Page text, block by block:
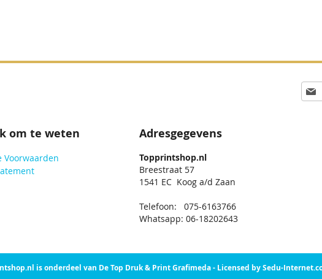
u
om te weten
Voorwaarden
Adresgegevens
Topprintshop.nl
Breestraat 57
1541 EC Koog a/d Zaan
Telefoon: 075-6163766
Whatsapp: 06-18202643
is onderdeel van De Top Druk & Print Grafimeda - Licensed by Sedu-